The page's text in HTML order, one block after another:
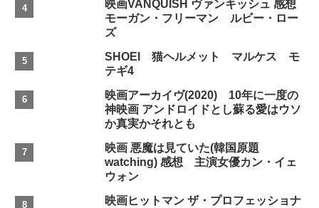
映画VANQUISH ヴァンキッシュ 感想
モーガン・フリーマン ルビー・ロー
ズ
SHOEI 猫ヘルメット マルケス モ
テギ4
映画アーカイヴ(2020) 10年に一度の
神映画 アンドロイドとし蘇る愛はウソ
か真実かそれとも
映画 悪魔は見ていた(韓国原題
watching) 感想 主演女優カン・イェ
ウォン
映画ヒットマン ザ・プロフェッショナ